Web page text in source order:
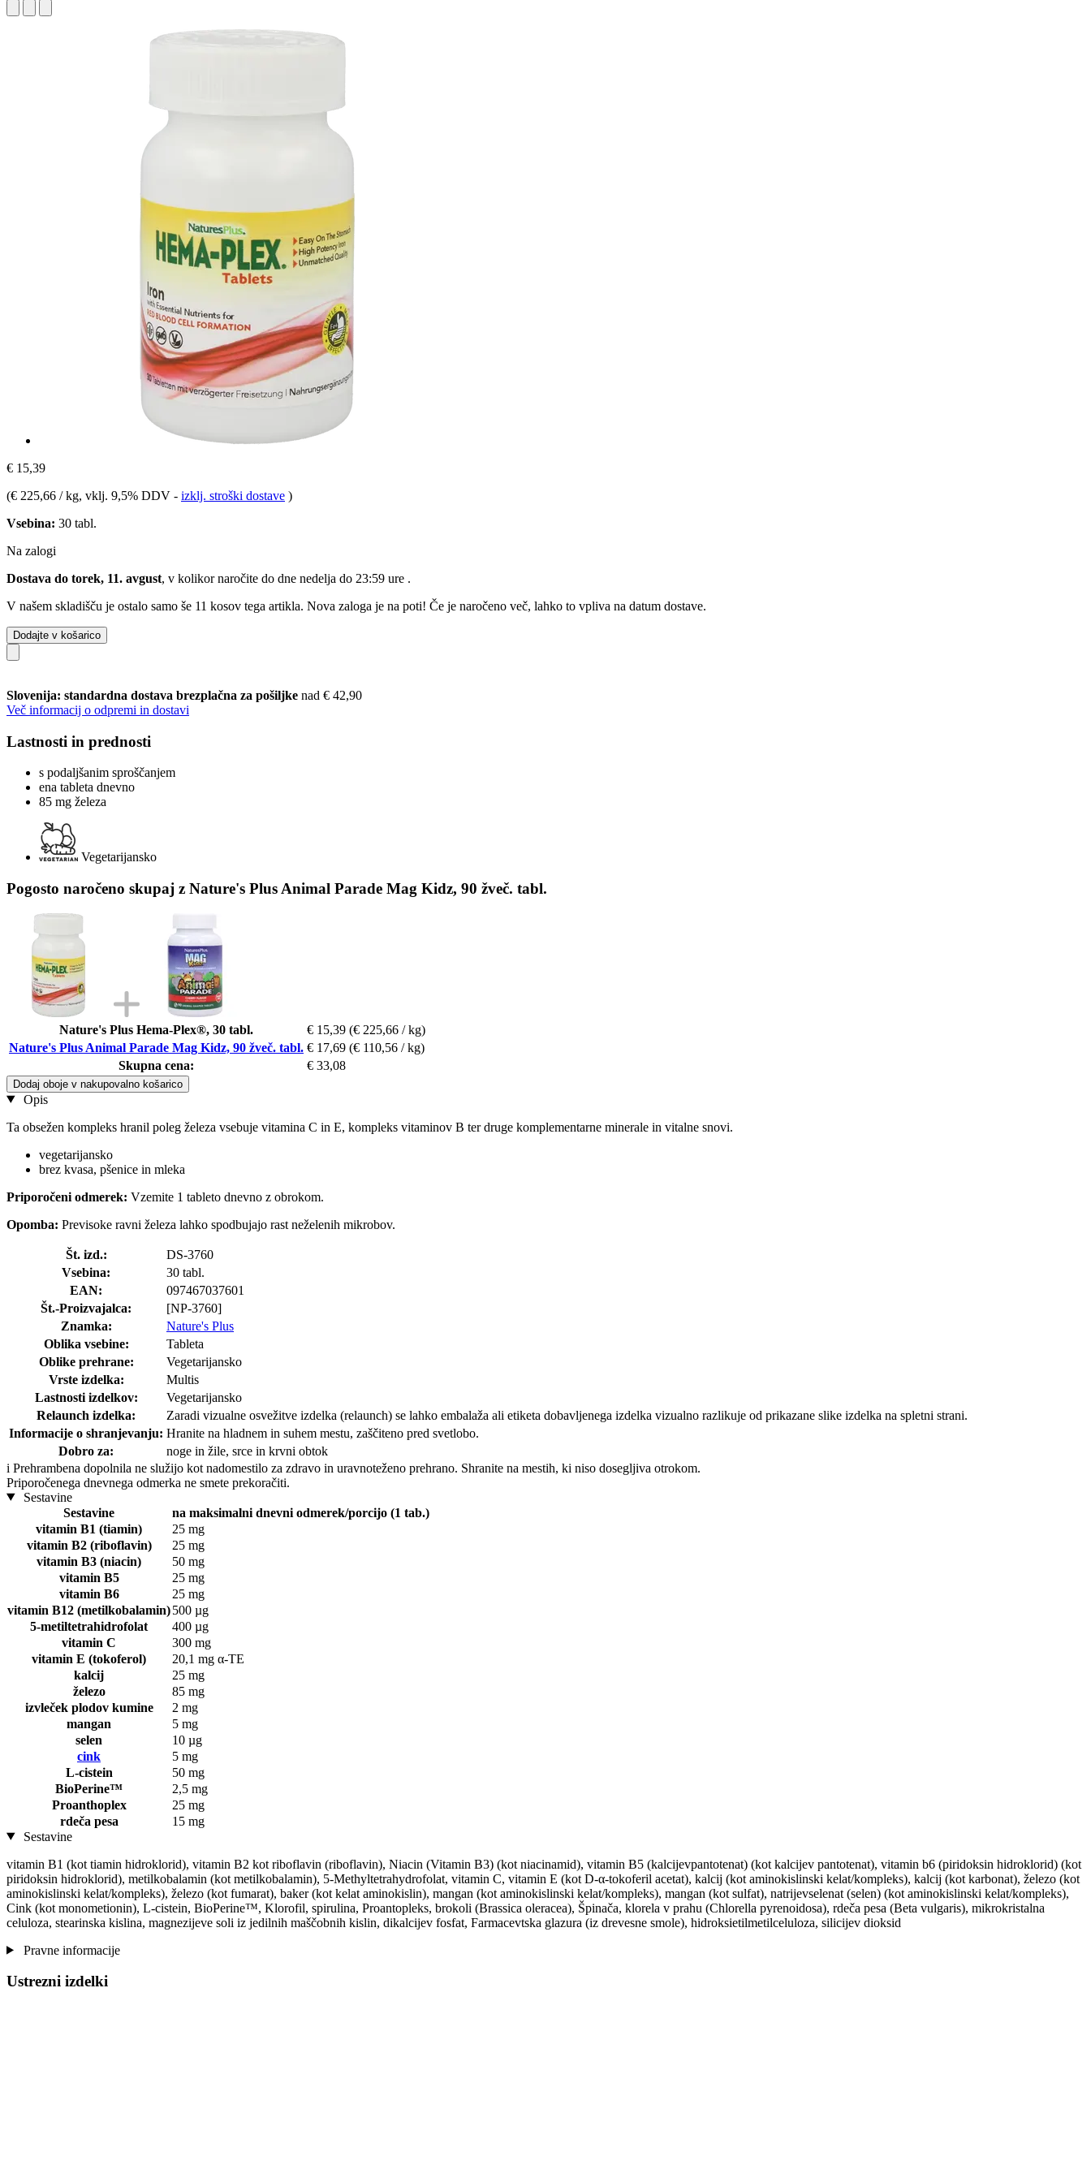
€ 15,39
(€ 225,66 / kg, vklj. 9,5% DDV - izklj. stroški dostave )
Vsebina: 30 tabl.
Na zalogi
Dostava do torek, 11. avgust, v kolikor naročite do dne nedelja do 23:59 ure .
V našem skladišču je ostalo samo še 11 kosov tega artikla. Nova zaloga je na poti! Če je naročeno več, lahko to vpliva na datum dostave.
Dodajte v košarico
Slovenija: standardna dostava brezplačna za pošiljke nad € 42,90
Več informacij o odpremi in dostavi
Lastnosti in prednosti
s podaljšanim sproščanjem
ena tableta dnevno
85 mg železa
Vegetarijansko
Pogosto naročeno skupaj z Nature's Plus Animal Parade Mag Kidz, 90 žveč. tabl.
Nature's Plus Hema-Plex®, 30 tabl. € 15,39 (€ 225,66 / kg)
Nature's Plus Animal Parade Mag Kidz, 90 žveč. tabl. € 17,69 (€ 110,56 / kg)
Skupna cena:
€ 33,08
Dodaj oboje v nakupovalno košarico
Opis
Ta obsežen kompleks hranil poleg železa vsebuje vitamina C in E, kompleks vitaminov B ter druge komplementarne minerale in vitalne snovi.
vegetarijansko
brez kvasa, pšenice in mleka
Priporočeni odmerek: Vzemite 1 tableto dnevno z obrokom.
Opomba: Previsoke ravni železa lahko spodbujajo rast neželenih mikrobov.
Št. izd.:
DS-3760
Vsebina:
30 tabl.
EAN:
097467037601
Št.-Proizvajalca:
[NP-3760]
Znamka:
Nature's Plus
Oblika vsebine:
Tableta
Oblike prehrane:
Vegetarijansko
Vrste izdelka:
Multis
Lastnosti izdelkov:
Vegetarijansko
Relaunch izdelka:
Zaradi vizualne osvežitve izdelka (relaunch) se lahko embalaža ali etiketa dobavljenega izdelka vizualno razlikuje od prikazane slike izdelka na spletni strani.
Informacije o shranjevanju: Hranite na hladnem in suhem mestu, zaščiteno pred svetlobo.
Dobro za:
noge in žile, srce in krvni obtok
i Prehrambena dopolnila ne služijo kot nadomestilo za zdravo in uravnoteženo prehrano. Shranite na mestih, ki niso dosegljiva otrokom.
Priporočenega dnevnega odmerka ne smete prekoračiti.
Sestavine
Sestavine
na maksimalni dnevni odmerek/porcijo (1 tab.)
vitamin B1 (tiamin)
25 mg
vitamin B2 (riboflavin)
25 mg
vitamin B3 (niacin)
50 mg
vitamin B5
25 mg
vitamin B6
25 mg
vitamin B12 (metilkobalamin)500 µg
5-metiltetrahidrofolat
400 µg
vitamin C
300 mg
vitamin E (tokoferol)
20,1 mg α-TE
kalcij
25 mg
železo
85 mg
izvleček plodov kumine
2 mg
mangan
5 mg
selen
10 µg
cink
5 mg
L-cistein
50 mg
BioPerine™
2,5 mg
Proanthoplex
25 mg
rdeča pesa
15 mg
Sestavine
vitamin B1 (kot tiamin hidroklorid), vitamin B2 kot riboflavin (riboflavin), Niacin (Vitamin B3) (kot niacinamid), vitamin B5 (kalcijevpantotenat) (kot kalcijev pantotenat), vitamin b6 (piridoksin hidroklorid) (kot
piridoksin hidroklorid), metilkobalamin (kot metilkobalamin), 5-Methyltetrahydrofolat, vitamin C, vitamin E (kot D-α-tokoferil acetat), kalcij (kot aminokislinski kelat/kompleks), kalcij (kot karbonat), železo (kot
aminokislinski kelat/kompleks), železo (kot fumarat), baker (kot kelat aminokislin), mangan (kot aminokislinski kelat/kompleks), mangan (kot sulfat), natrijevselenat (selen) (kot aminokislinski kelat/kompleks),
Cink (kot monometionin), L-cistein, BioPerine™, Klorofil, spirulina, Proantopleks, brokoli (Brassica oleracea), Špinača, klorela v prahu (Chlorella pyrenoidosa), rdeča pesa (Beta vulgaris), mikrokristalna
celuloza, stearinska kislina, magnezijeve soli iz jedilnih maščobnih kislin, dikalcijev fosfat, Farmacevtska glazura (iz drevesne smole), hidroksietilmetilceluloza, silicijev dioksid
Pravne informacije
Ustrezni izdelki